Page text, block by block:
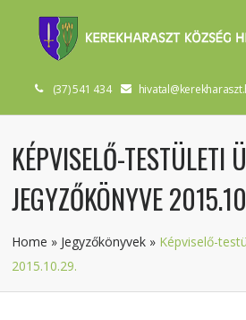
(37) 541 434
KÉPVISELŐ-TESTÜLETI
JEGYZŐKÖNYVE
Home » Jegyzőkönyvek » Képviselő-
2015.10.29.